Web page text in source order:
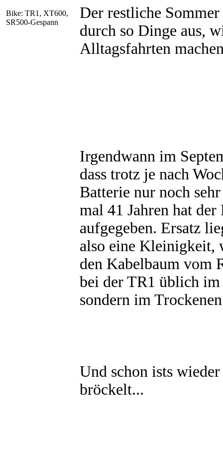
Bike: TR1, XT600,
SR500-Gespann
Der restliche
durch so Dinge aus,
Alltagsfahrten
Irgendwann im
dass trotz je nach
Batterie nur noch
mal 41 Jahren hat
aufgegeben. Ersatz
also eine Kleinigkeit,
den Kabelbaum vom
bei der TR1 üblich im
sondern im
Und schon ists
bröckelt...